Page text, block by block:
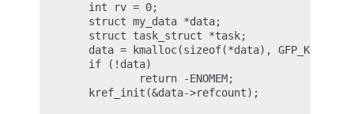
    int rv = 0;
    struct my_data *data;
    struct task_struct *task;
    data = kmalloc(sizeof(*data), GFP_KERNEL);
    if (!data)
            return -ENOMEM;
    kref_init(&data->refcount);